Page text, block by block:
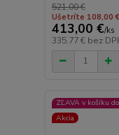
521,00 €
Ušetríte 108,00 €
413,00 €/ks
335,77 € bez
ZĽAVA v košíku
Akcia